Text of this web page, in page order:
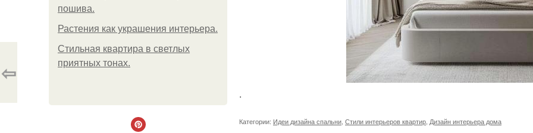
пошива.
Растения как украшения интерьера.
Стильная квартира в светлых
приятных тонах.
.
Категории: Идеи дизайна спальни Стили интерьеров квартир Дизайн интерьера дома
⇦